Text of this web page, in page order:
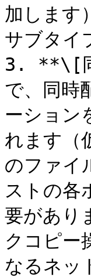
加します
サブタイ
3. **\[同
で、同時
ーション
れます（
のファ
ストの各
要があり
クコピー
なるネッ